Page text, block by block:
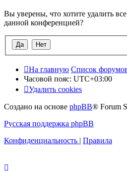
Вы уверены, что хотите удалить
данной конференцией?
На главную Список
Часовой пояс: UTC+03:00
Удалить cookies
Создано на основе phpBB® Forum
Русская поддержка phpBB
Конфиденциальность | Правила